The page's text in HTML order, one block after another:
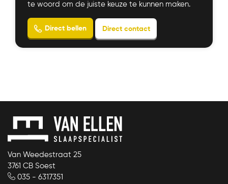
Bekijk product
te woord om de juiste keuze te kunnen maken.
Direct bellen
Van Weedestraat 25
3761 CB Soest
035 - 6317351